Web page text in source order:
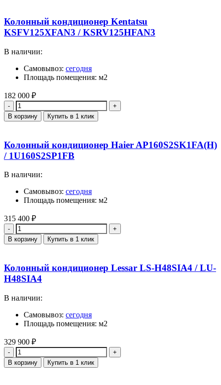
Колонный кондиционер Kentatsu
KSFV125XFAN3 / KSRV125HFAN3
В наличии:
Самовывоз: сегодня
Площадь помещения: м2
182 000 ₽
Количество
В корзину Купить в 1 клик
Колонный кондиционер Haier AP160S2SK1FA(H)
/ 1U160S2SP1FB
В наличии:
Самовывоз: сегодня
Площадь помещения: м2
315 400 ₽
Количество
В корзину Купить в 1 клик
Колонный кондиционер Lessar LS-H48SIA4 / LU-
H48SIA4
В наличии:
Самовывоз: сегодня
Площадь помещения: м2
329 900 ₽
Количество
В корзину Купить в 1 клик